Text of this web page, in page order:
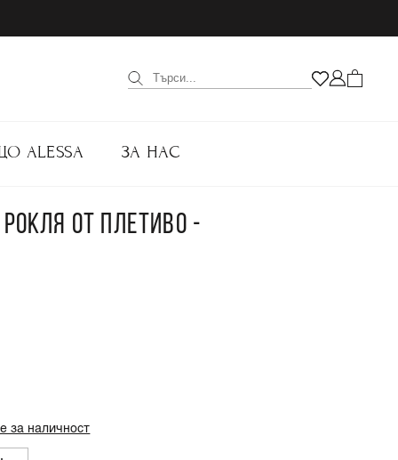
ALESSA ЗА НАС
РОКЛЯ ОТ ПЛЕТИВО -
за наличност